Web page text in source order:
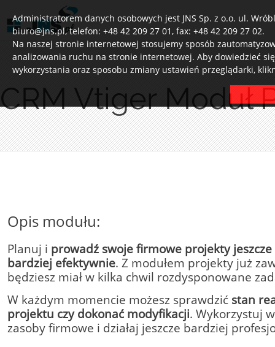
Administratorem danych osobowych jest JNS Sp. z o.o. ul.
biuro@jns.pl, telefon: +48 42 209 27 01, fax: +48 42 209 27 02.
Na naszej stronie internetowej stosujemy sposób
analizowania ruchu na stronie internetowej. Aby dowiedzieć
wykorzystania oraz sposobu zmiany ustawień przeglądarki,
CRM Vtiger Moduł
Opis modułu:
Planuj i prowadź swoje firmowe projekty jeszcze
bardziej efektywnie. Z modułem projekty już
będziesz miał w kilka chwil rozdysponowane
W każdym momencie możesz sprawdzić stan
projektu czy dokonać modyfikacji. Wykorzystuj
zasoby firmowe i działaj jeszcze bardziej